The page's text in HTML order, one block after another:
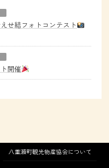
せ結フォトコンテスト
開催
八重瀬町観光物産協会について